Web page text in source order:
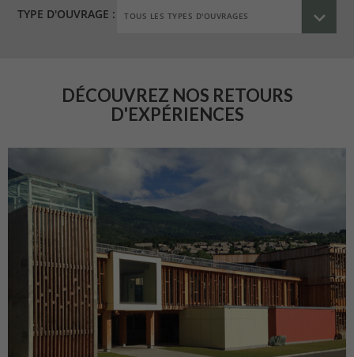
TYPE D'OUVRAGE :
DÉCOUVREZ NOS RETOURS
D'EXPÉRIENCES